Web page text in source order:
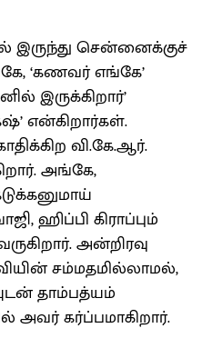
இருந்து சென்னைக்குச்
‘கணவர் எங்கே’
இருக்கிறார்’
என்கிறார்கள்.
வி.கே.ஆர்.
அங்கே,
ஹிப்பி கிராப்பும்
அன்றிரவு
சம்மதமில்லாமல்,
தாம்பத்யம்
அவர் கர்ப்பமாகிறார்.